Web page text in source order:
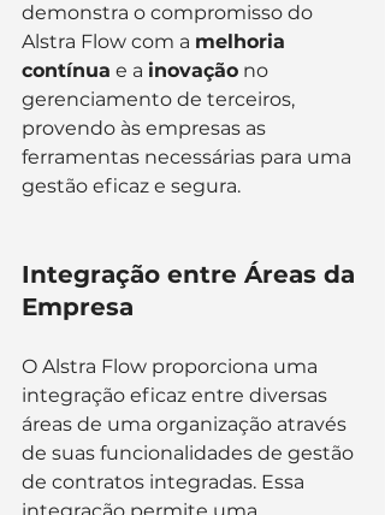
demonstra o compromisso do
Alstra Flow com a melhoria
contínua e a inovação no
gerenciamento de terceiros,
provendo às empresas as
ferramentas necessárias para uma
gestão eficaz e segura.
Integração entre Áreas da
Empresa
O Alstra Flow proporciona uma
integração eficaz entre diversas
áreas de uma organização através
de suas funcionalidades de gestão
de contratos integradas. Essa